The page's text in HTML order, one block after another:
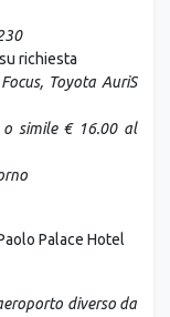
richiesta
Toyota AuriS
o simile € 16.00 al
Palace Hotel
diverso da